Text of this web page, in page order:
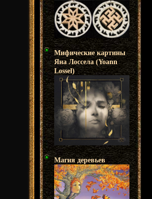
Мифические картины
Яна Лоссела (Yoann
Lossel)
Магия деревьев